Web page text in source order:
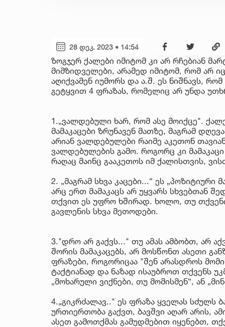
28 დეკ. 2023 • 14:54
ზოგჯერ ქალები იმიტომ კი არ რჩებიან
მიმზიდველები, არამედ იმიტომ, რომ არ
აღიქვამენ იუმორს და ა.შ. ეს ნიშნავს,
გეტყვით 4 ფრაზას, რომელიც არ უნდა
1.„ვალდებული ხარ, რომ ასე მოიქცე".
მამაკაცები ზრუნავენ მათზე, მაგრამ
არიან ვალდებულები რაიმე აკეთონ
ვალდებულების გამო. როგორც კი
რაღაც მაინც გააკეთოს იმ ქალისთვის,
2. „მაგრამ სხვა კაცები...“ ეს
არც ერთ მამაკაცს არ უყვარს სხვებთან
თქვით ეს უფრო ხშირად. ხოლო, თუ თქვენი
გავლენის სხვა მეთოდები.
3."დრო არ გაქვს..." თუ ამას ამბობთ, არ
შორის მამაკაცებს, არ მოსწონთ ასეთი
ფრაზები, როგორიცაა "შენ არასდროს
ტაქტიანად და ნაზად ისაუბროთ თქვენს
„მოხარული ვიქნები, თუ მომისმენ“, ან
4.„გიკრძალავ.." ეს ფრაზა ყველას სძულს
ურთიერთობა გაქვთ, ბავშვი აღარ არის,
ასეთ გამოთქმას გამუდმებით იყენებთ,